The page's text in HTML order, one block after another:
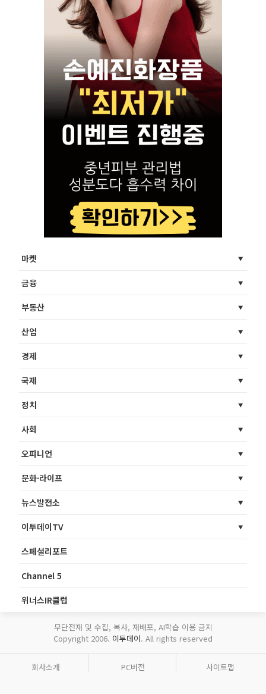
마켓
금융
부동산
산업
경제
국제
정치
사회
오피니언
문화·라이프
뉴스발전소
이투데이TV
스페셜리포트
Channel 5
위너스IR클럽
무단전재 및 수집, 복사, 재배포, AI학습 이용 금지
Copyright 2006. 이투데이. All rights reserved
회사소개 PC버전 사이트맵